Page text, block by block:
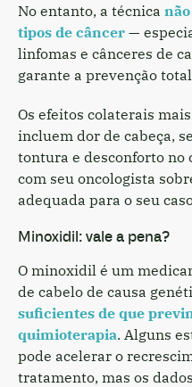
No entanto, a técnica
tipos de câncer —
linfomas e cânceres de
garante a prevenção
Os efeitos colaterais
incluem dor de cabeça,
tontura e desconforto no
com seu oncologista
adequada para o seu
Minoxidil: vale a pena?
O minoxidil é um
de cabelo de causa
suficientes de que
quimioterapia. Alguns
pode acelerar o
tratamento, mas os